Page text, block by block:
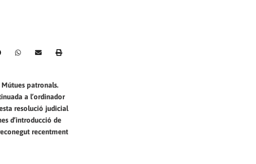
patronals.
a l’ordinador
resolució judicial
d’introducció de
recentment